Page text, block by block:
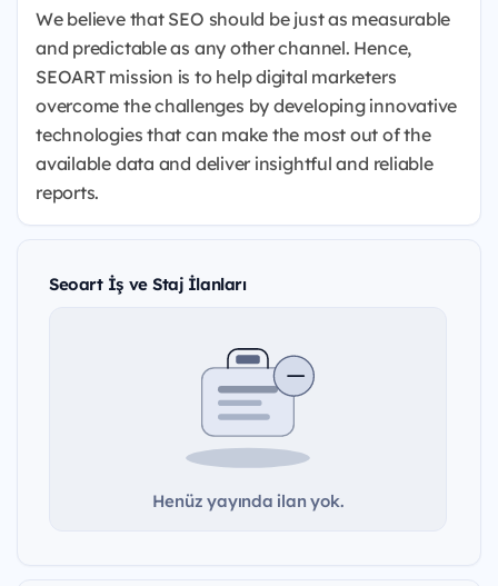
We believe that SEO should be just as measurable
and predictable as any other channel. Hence,
SEOART mission is to help digital marketers
overcome the challenges by developing innovative
technologies that can make the most out of the
available data and deliver insightful and reliable
reports.
Seoart İş ve Staj İlanları
Henüz yayında ilan yok.